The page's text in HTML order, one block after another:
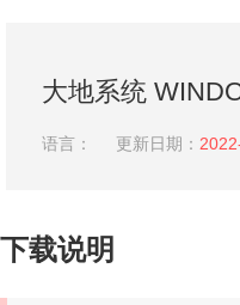
大地系统
语言： 更新日期：
下载说明